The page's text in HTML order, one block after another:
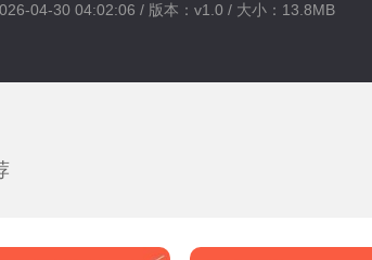
04-30 04:02:06 / 版本：v1.0 / 大小：13.8MB